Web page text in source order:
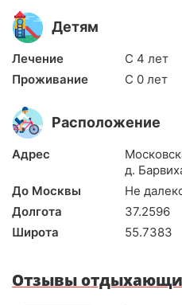
Детям
Лечение
С 4 лет
Проживание
С 0 лет
Расположение
Адрес
д.
До Москвы
Не
Долгота
37.2596
Широта
55.7383
Отзывы